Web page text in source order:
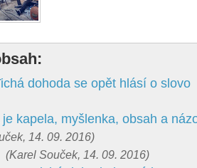
dohoda se opět hlásí o slovo
je kapela, myšlenka, obsah a
14. 09. 2016)
(Karel Souček, 14. 09. 2016)